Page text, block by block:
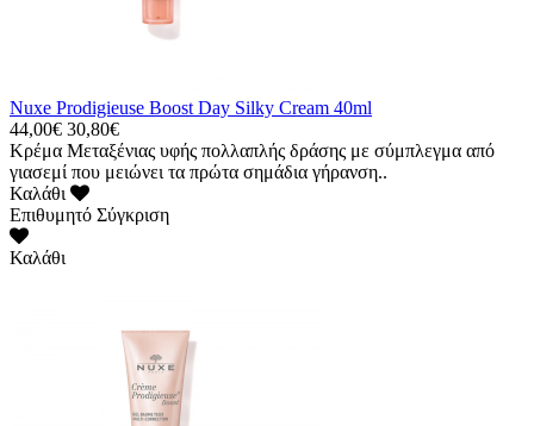
Nuxe Prodigieuse Boost Day Silky Cream 40ml
44,00€ 30,80€
Κρέμα Μεταξένιας υφής πολλαπλής δράσης με σύμπλεγμα από
γιασεμί που μειώνει τα πρώτα σημάδια γήρανση..
Καλάθι
Επιθυμητό Σύγκριση
Καλάθι